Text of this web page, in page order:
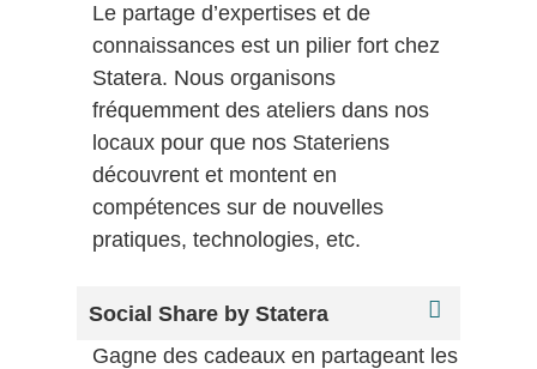
Le partage d’expertises et de
connaissances est un pilier fort chez
Statera. Nous organisons
fréquemment des ateliers dans nos
locaux pour que nos Stateriens
découvrent et montent en
compétences sur de nouvelles
pratiques, technologies, etc.
Social Share by Statera
Gagne des cadeaux en partageant les